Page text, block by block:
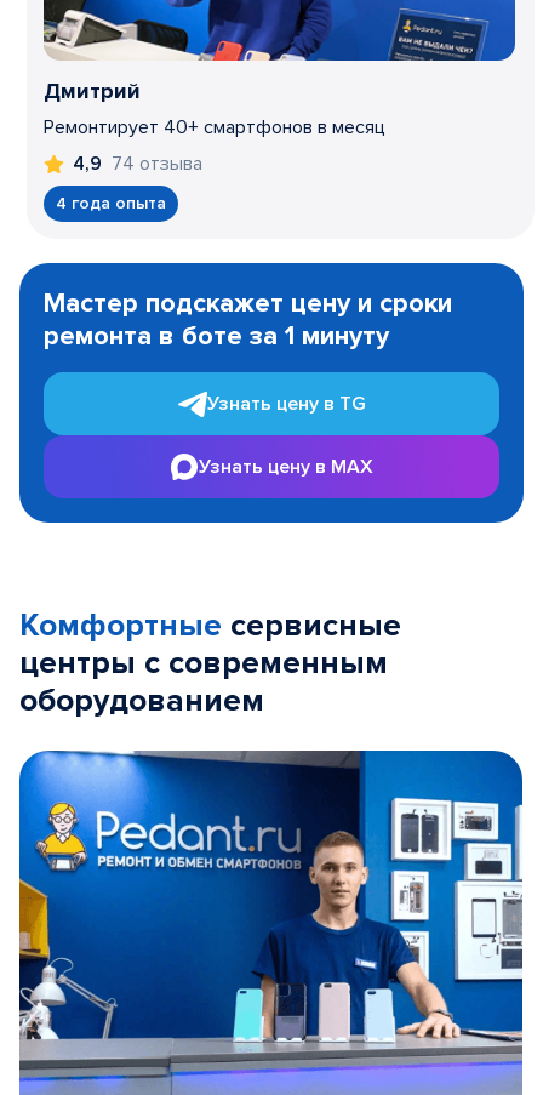
Дмитрий
Ремонтирует 40+ смартфонов в месяц
4,9 74 отзыва
4 года опыта
1
Мастер подскажет цену и сроки
ремонта в боте за 1 минуту
Узнать цену в TG
Узнать цену в MAX
Комфортные сервисные
центры с современным
оборудованием